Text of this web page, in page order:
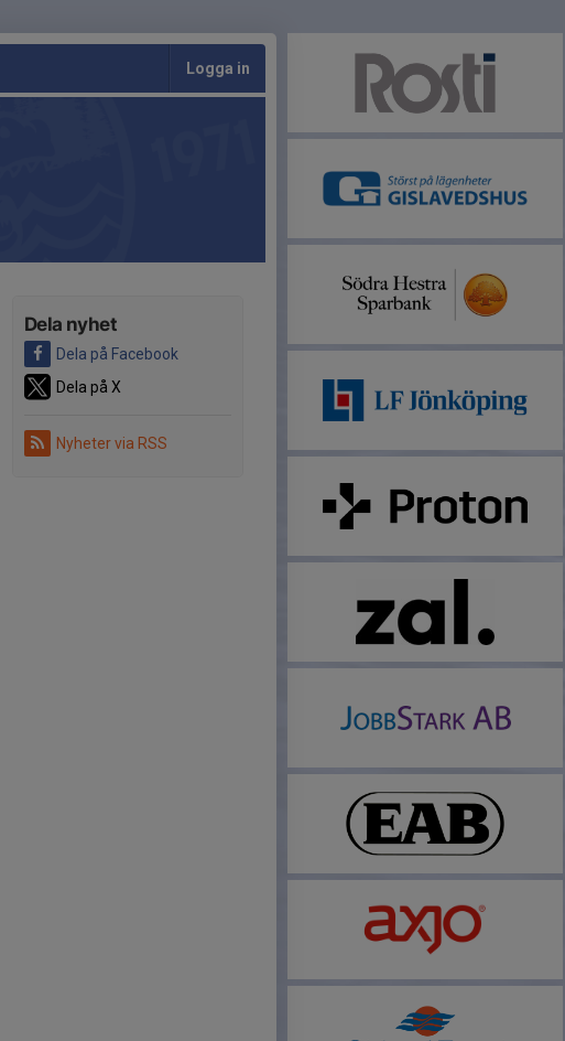
Logga in
Dela nyhet
Dela på Facebook
Dela på X
Nyheter via RSS